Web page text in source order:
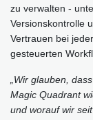
zu verwalten -
Versionskontrolle
Vertrauen bei
gesteuerten
„Wir glauben,
Magic Quadrant
und worauf wir